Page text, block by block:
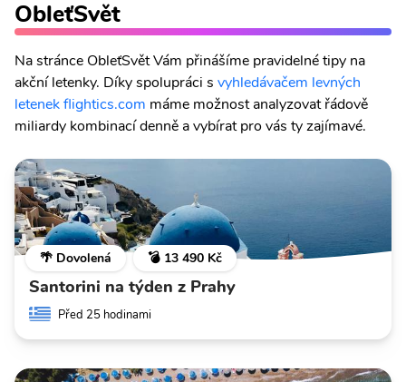
ObleťSvět
Na stránce ObleťSvět Vám přinášíme pravidelné tipy na
akční letenky. Díky spolupráci s vyhledávačem levných
letenek flightics.com máme možnost analyzovat řádově
miliardy kombinací denně a vybírat pro vás ty zajímavé.
🌴 Dovolená 💣 13 490 Kč
Santorini na týden z Prahy
Před 25 hodinami